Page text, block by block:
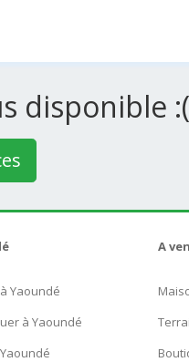
disponible :(
Yaoundé
à Yaoundé
A